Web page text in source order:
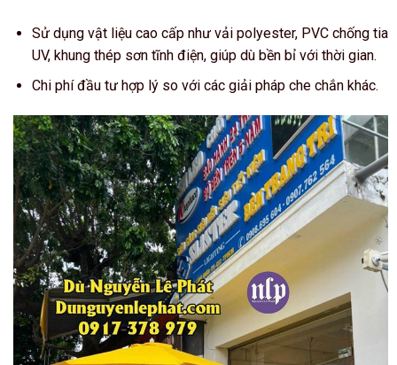
Sử dụng vật liệu cao cấp như vải polyester, PVC chống tia
UV, khung thép sơn tĩnh điện, giúp dù bền bỉ với thời gian.
Chi phí đầu tư hợp lý so với các giải pháp che chắn khác.